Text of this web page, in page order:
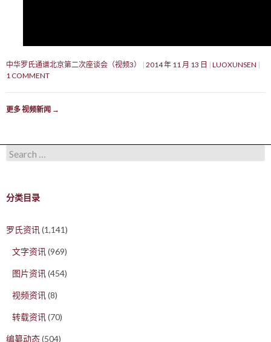
中华罗氏通谱北京第二次座谈会（视频3） 2014 年 11 月 13 日
LUOXUNSEN
1 COMMENT
更多 视频新闻 →
Search for:
分类目录
罗氏资讯(1,141)
文字资讯(969)
图片资讯(454)
视频资讯(8)
转载资讯(70)
编纂动态(504)